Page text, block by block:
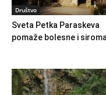
Društvo
Sveta Petka Paraskeva
pomaže bolesne i